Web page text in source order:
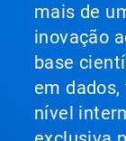
mais de
inovação
base
em
nível